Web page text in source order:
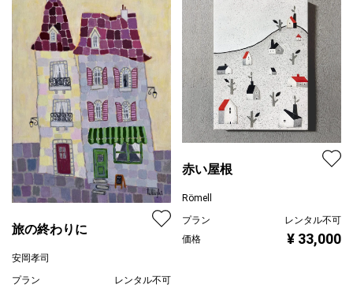
旅の終わりに
安岡孝司
プラン
レンタル不可
赤い屋根
Römell
プラン
レンタル不可
価格
¥ 33,000